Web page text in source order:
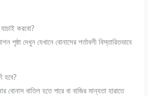
যাচাই করবো?
পৃষ্ঠা দেখুন যেখানে বোনাসের শর্তাবলী বিস্তারিতভাবে
হবে?
বোনাস বাতিল হতে পারে বা বাজির মান্যতা হারাতে